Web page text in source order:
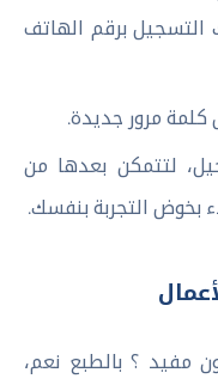
التسجيل برقم الهاتف
كلمة مرور جديدة.
لتتمكن بعدها من
بخوض التجربة بنفسك.
مفيد ؟ بالطبع نعم،